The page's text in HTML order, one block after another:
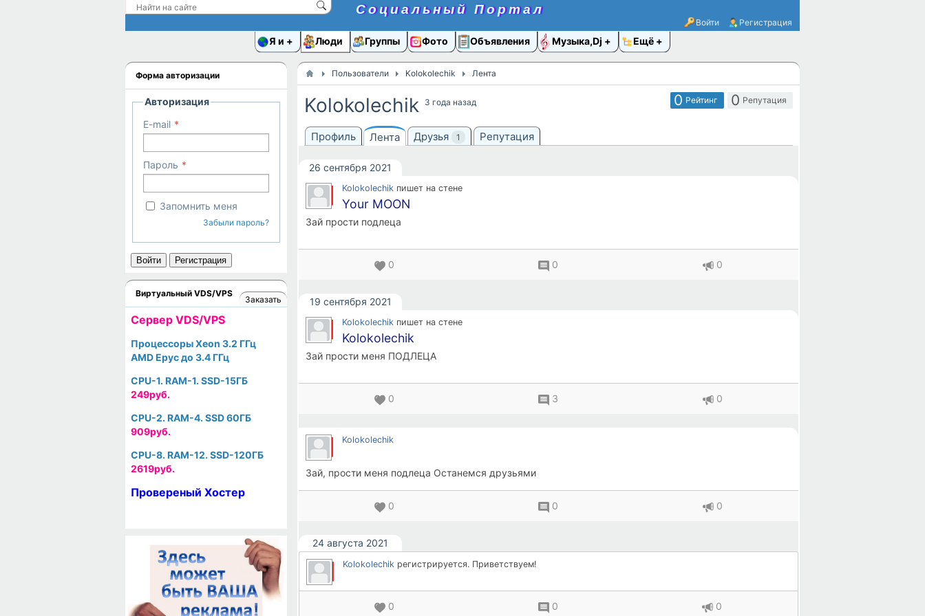
Социальный Портал
Войти Регистрация
Я и Люди Группы Фото Объявления Музыка,Dj Ещё
Пользователи Kolokolechik Лента
Kolokolechik 3 года назад 0 Репутация
0 Рейтинг
Профиль Лента Друзья 1 Репутация
26 сентября 2021
Kolokolechik пишет на стене
Your MOON
Зай прости подлеца
0 0 0
19 сентября 2021
Kolokolechik пишет на стене
Kolokolechik
Зай прости меня ПОДЛЕЦА
0 3 0
Kolokolechik
Зай, прости меня подлеца Останемся друзьями
0 0 0
24 августа 2021
Kolokolechik регистрируется. Приветствуем!
0 0 0
Форма авторизации
Авторизация
E-mail
Пароль
Запомнить меня
Забыли пароль?
Войти Регистрация
Виртуальный VDS/VPS
Заказать
Cервер VDS/VPS
Процессоры Xeon 3.2 ГГц
AMD Epyc до 3.4 ГГц
CPU-1. RAM-1. SSD-15ГБ
249руб.
CPU-2. RAM-4. SSD 60ГБ
909руб.
CPU-8. RAM-12. SSD-120ГБ
2619руб.
Провереный Хостер